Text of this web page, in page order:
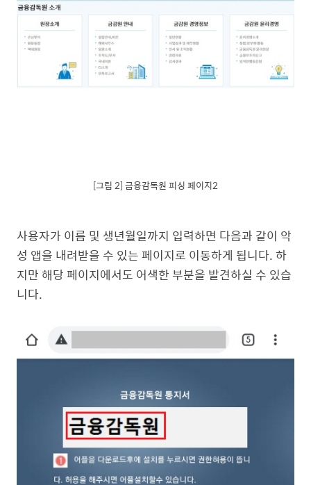
[그림 2] 금융감독원 피싱 페이지2
사용자가 이름 및 생년월일까지 입력하면 다음과 같이 악
성 앱을 내려받을 수 있는 페이지로 이동하게 됩니다. 하
지만 해당 페이지에서도 어색한 부분을 발견하실 수 있습
니다.